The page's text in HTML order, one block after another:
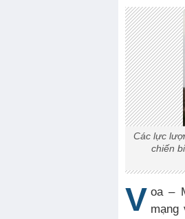
Các lực
chiến
V oa –
mạng